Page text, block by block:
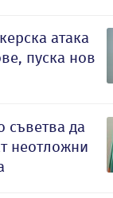
атака
пуска нов
съветва да
неотложни